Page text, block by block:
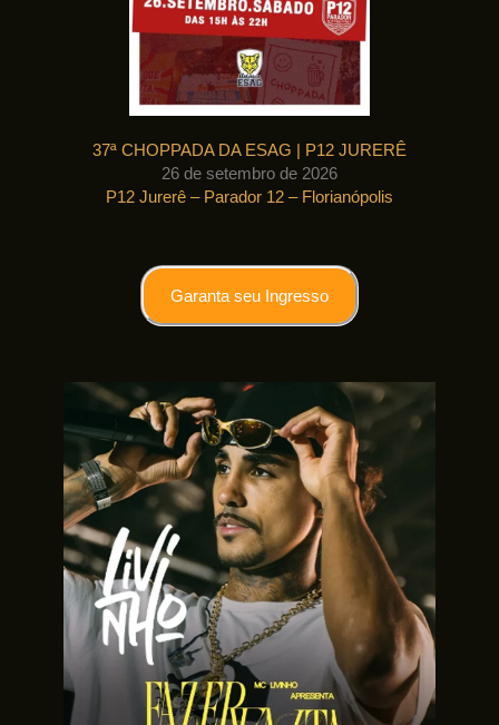
37ª CHOPPADA DA ESAG | P12 JURERÊ
26 de setembro de 2026
P12 Jurerê – Parador 12 – Florianópolis
Garanta seu Ingresso